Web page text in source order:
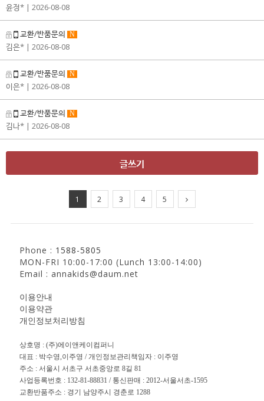
윤정* | 2026-08-08
교환/반품문의 N
김은* | 2026-08-08
교환/반품문의 N
이은* | 2026-08-08
교환/반품문의 N
김나* | 2026-08-08
글쓰기
1 2 3 4 5
Phone : 1588-5805
MON-FRI 10:00-17:00 (Lunch 13:00-14:00)
Email : annakids@daum.net
이용안내
이용약관
개인정보처리방침
상호명 : (주)에이앤케이컴퍼니
대표 : 박수영,이주영 / 개인정보관리책임자 : 이주영
주소 : 서울시 서초구 서초중앙로 8길 81
사업등록번호 : 132-81-88831 / 통신판매 : 2012-서울서초-1595
교환반품주소 : 경기 남양주시 경춘로 1288